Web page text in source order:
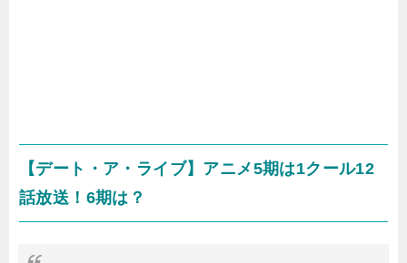
【デート・ア・ライブ】アニメ5期は1クール12
話放送！6期は？